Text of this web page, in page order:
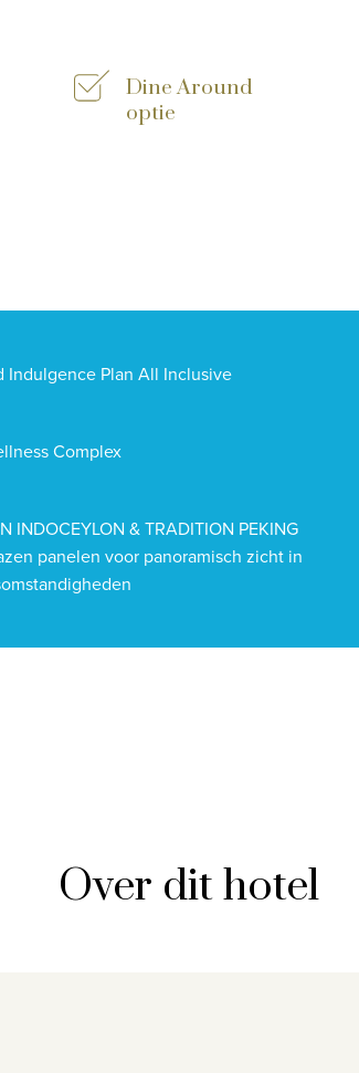
Dine Around
optie
Indulgence Plan All Inclusive
Complex
INDOCEYLON & TRADITION PEKING
panelen voor panoramisch zicht in
Over dit hotel